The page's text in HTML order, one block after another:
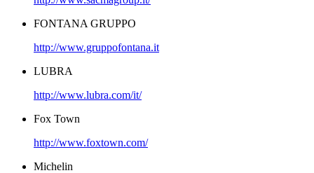
FONTANA GRUPPO
http://www.gruppofontana.it
LUBRA
http://www.lubra.com/it/
Fox Town
http://www.foxtown.com/
Michelin